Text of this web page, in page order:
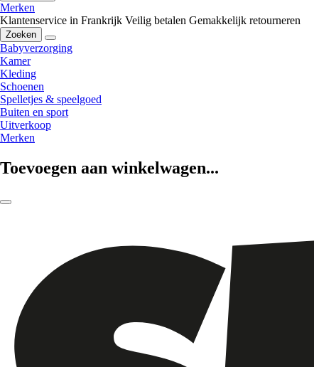
Merken
Klantenservice in Frankrijk Veilig betalen Gemakkelijk retourneren
Zoeken
Babyverzorging
Kamer
Kleding
Schoenen
Spelletjes & speelgoed
Buiten en sport
Uitverkoop
Merken
Toevoegen aan winkelwagen...